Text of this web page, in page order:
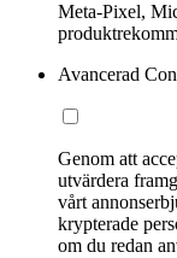
Meta-Pixel,
Avancerad
Genom att
utvärdera
vårt
krypterade
om du redan